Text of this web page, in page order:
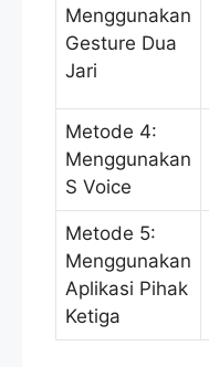
Menggunakan
Gesture Dua
Jari
Metode 4:
Menggunakan
S Voice
Metode 5:
Menggunakan
Aplikasi Pihak
Ketiga